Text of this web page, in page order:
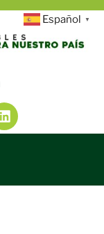
Español ▼